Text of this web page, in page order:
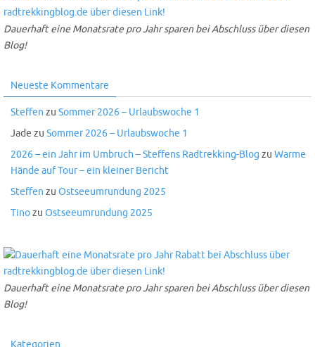
Dauerhaft eine Monatsrate pro Jahr sparen bei Abschluss über diesen
Blog!
Neueste Kommentare
Steffen zu Sommer 2026 – Urlaubswoche 1
Jade zu Sommer 2026 – Urlaubswoche 1
2026 – ein Jahr im Umbruch – Steffens Radtrekking-Blog zu Warme
Hände auf Tour – ein kleiner Bericht
Steffen zu Ostseeumrundung 2025
Tinozu Ostseeumrundung 2025
Dauerhaft eine Monatsrate pro Jahr sparen bei Abschluss über diesen
Blog!
Kategorien